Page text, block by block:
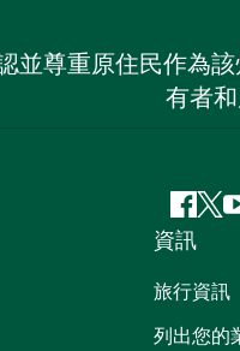
並尊重原住民作為
有者和
嘰
喳
喳
資訊
旅行資訊
列出您的